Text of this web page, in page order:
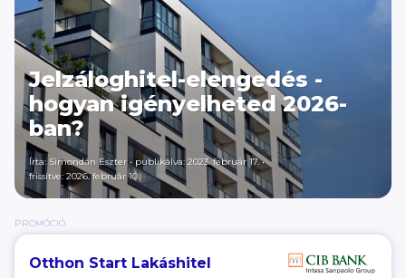
Jelzáloghitel-elengedés -
hogyan igényelheted 2026-
ban?
Írta:Simondán Eszter• publikálva: 2023. február 17.•
frissítve: 2026. február 10.
PROMÓCIÓ
Otthon Start Lakáshitel